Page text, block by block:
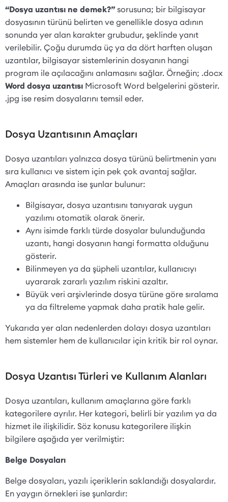
“Dosya uzantısı ne demek?” sorusuna; bir bilgisayar
dosyasının türünü belirten ve genellikle dosya adının
sonunda yer alan karakter grubudur, şeklinde yanıt
verilebilir. Çoğu durumda üç ya da dört harften oluşan
uzantılar, bilgisayar sistemlerinin dosyanın hangi
program ile açılacağını anlamasını sağlar. Örneğin; .docx
Word dosya uzantısı Microsoft Word belgelerini gösterir.
.jpg ise resim dosyalarını temsil eder.
Dosya Uzantısının Amaçları
Dosya uzantıları yalnızca dosya türünü belirtmenin yanı
sıra kullanıcı ve sistem için pek çok avantaj sağlar.
Amaçları arasında ise şunlar bulunur:
Bilgisayar, dosya uzantısını tanıyarak uygun
yazılımı otomatik olarak önerir.
Aynı isimde farklı türde dosyalar bulunduğunda
uzantı, hangi dosyanın hangi formatta olduğunu
gösterir.
Bilinmeyen ya da şüpheli uzantılar, kullanıcıyı
uyararak zararlı yazılım riskini azaltır.
Büyük veri arşivlerinde dosya türüne göre sıralama
ya da filtreleme yapmak daha pratik hale gelir.
Yukarıda yer alan nedenlerden dolayı dosya uzantıları
hem sistemler hem de kullanıcılar için kritik bir rol oynar.
Dosya Uzantısı Türleri ve Kullanım Alanları
Dosya uzantıları, kullanım amaçlarına göre farklı
kategorilere ayrılır. Her kategori, belirli bir yazılım ya da
hizmet ile ilişkilidir. Söz konusu kategorilere ilişkin
bilgilere aşağıda yer verilmiştir:
Belge Dosyaları
Belge dosyaları, yazılı içeriklerin saklandığı dosyalardır.
En yaygın örnekleri ise şunlardır: